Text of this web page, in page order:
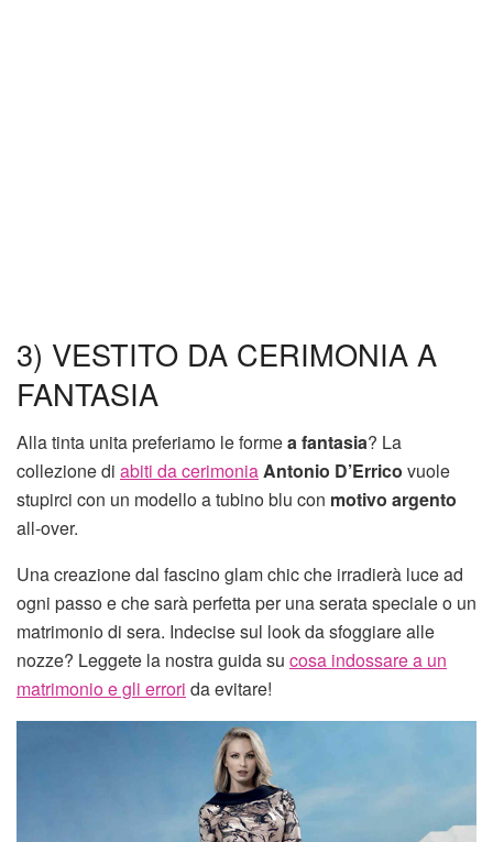
3) VESTITO DA CERIMONIA A
FANTASIA
Alla tinta unita preferiamo le formea fantasia? La
collezione di abiti da cerimoniaAntonio D’Errico vuole
stupirci con un modello a tubino blu con motivo argento
all-over.
Una creazione dal fascino glam chic che irradierà luce ad
ogni passo e che sarà perfetta per una serata speciale o un
matrimonio di sera. Indecise sul look da sfoggiare alle
nozze? Leggete la nostra guida su cosa indossare a un
matrimonio e gli errori da evitare!